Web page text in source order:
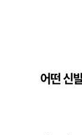
어떤 신